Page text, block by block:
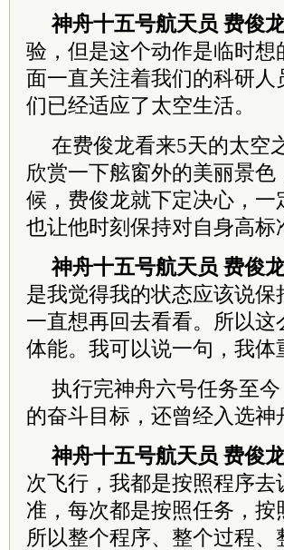
神舟十五号航天员 费俊龙
验，但是这个动作是临时
面一直关注着我们的科研
们已经适应了太空生活。
在费俊龙看来5天的太空
欣赏一下舷窗外的美丽景
候，费俊龙就下定决心，
也让他时刻保持对自身高标
神舟十五号航天员 费俊龙
是我觉得我的状态应该说
一直想再回去看看。所以
体能。我可以说一句，我
执行完神舟六号任务至
的奋斗目标，还曾经入选
神舟十五号航天员 费俊龙
次飞行，我都是按照程序
准，每次都是按照任务，
所以整个程序、整个过程